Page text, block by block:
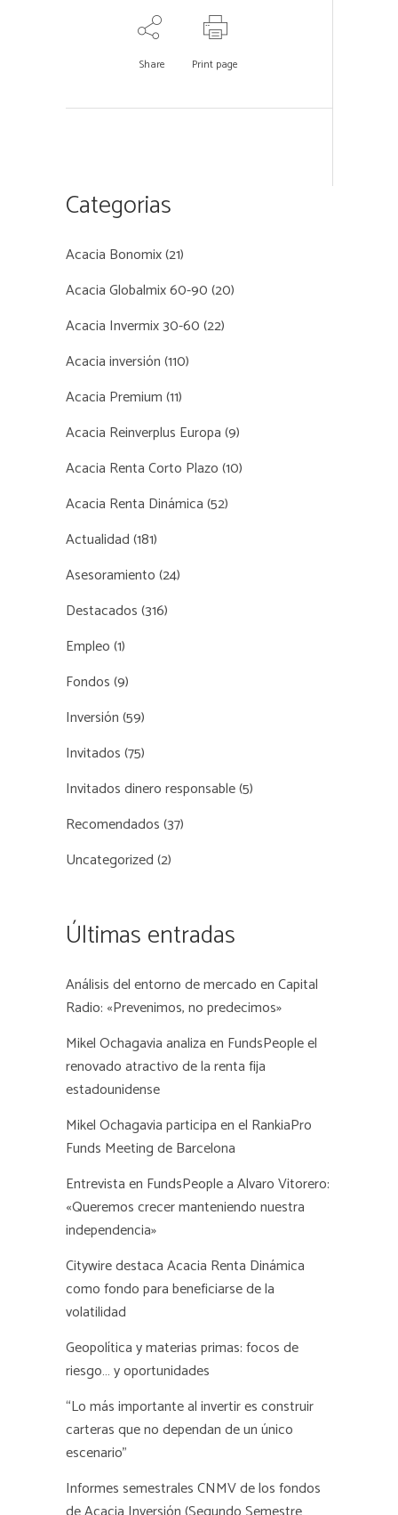
Share Print page
Categorias
Acacia Bonomix(21)
Acacia Globalmix 60-90(20)
Acacia Invermix 30-60(22)
Acacia inversión(110)
Acacia Premium(11)
Acacia Reinverplus Europa(9)
Acacia Renta Corto Plazo(10)
Acacia Renta Dinámica(52)
Actualidad(181)
Asesoramiento(24)
Destacados(316)
Empleo(1)
Fondos(9)
Inversión(59)
Invitados(75)
Invitados dinero responsable(5)
Recomendados(37)
Uncategorized(2)
Últimas entradas
Análisis del entorno de mercado en Capital
Radio: «Prevenimos, no predecimos»
Mikel Ochagavia analiza en FundsPeople el
renovado atractivo de la renta fija
estadounidense
Mikel Ochagavia participa en el RankiaPro
Funds Meeting de Barcelona
Entrevista en FundsPeople a Alvaro Vitorero:
«Queremos crecer manteniendo nuestra
independencia»
Citywire destaca Acacia Renta Dinámica
como fondo para beneficiarse de la
volatilidad
Geopolítica y materias primas: focos de
riesgo… y oportunidades
“Lo más importante al invertir es construir
carteras que no dependan de un único
escenario”
Informes semestrales CNMV de los fondos